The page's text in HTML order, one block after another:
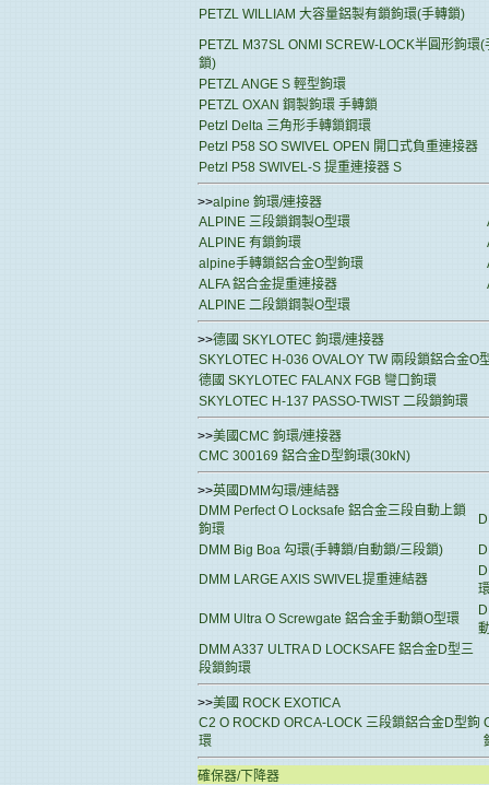
PETZL WILLIAM 大容量鋁製有鎖鉤環(手轉鎖)
PETZL M37SL ONMI SCREW-LOCK半圓形鉤環(
鎖)
PETZL ANGE S 輕型鉤環
PETZL OXAN 鋼製鉤環 手轉鎖
Petzl Delta 三角形手轉鎖鋼環
Petzl P58 SO SWIVEL OPEN 開口式負重連接器
Petzl P58 SWIVEL-S 提重連接器 S
>>alpine 鉤環/連接器
ALPINE 三段鎖鋼製O型環
ALPINE 有鎖鉤環
alpine手轉鎖鋁合金O型鉤環
ALFA 鋁合金提重連接器
ALPINE 二段鎖鋼製O型環
>>德國 SKYLOTEC 鉤環/連接器
SKYLOTEC H-036 OVALOY TW 兩段鎖鋁合金O
德國 SKYLOTEC FALANX FGB 彎口鉤環
SKYLOTEC H-137 PASSO-TWIST 二段鎖鉤環
>>美國CMC 鉤環/連接器
CMC 300169 鋁合金D型鉤環(30kN)
>>英國DMM勾環/連結器
DMM Perfect O Locksafe 鋁合金三段自動上鎖
鉤環
DMM Big Boa 勾環(手轉鎖/自動鎖/三段鎖)
DMM LARGE AXIS SWIVEL提重連結器
DMM Ultra O Screwgate 鋁合金手動鎖O型環
DMM A337 ULTRA D LOCKSAFE 鋁合金D型三
段鎖鉤環
>>美國 ROCK EXOTICA
C2 O ROCKD ORCA-LOCK 三段鎖鋁合金D型鉤
環
確保器/下降器